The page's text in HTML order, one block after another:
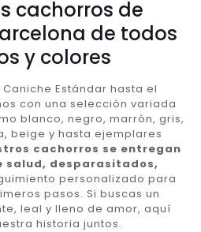
cachorros de
de todos
y colores
Estándar hasta el
con una selección variada
blanco, negro, marrón, gris,
beige y hasta ejemplares
cachorros se entregan
salud, desparasitados,
personalizado para
pasos. Si buscas un
leal y lleno de amor, aquí
historia juntos.